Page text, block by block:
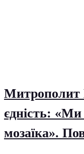
Митрополит
єдність:
мозаїка».